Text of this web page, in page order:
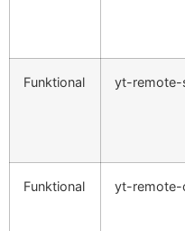
Funktional yt-remote-
Funktional yt-remote-